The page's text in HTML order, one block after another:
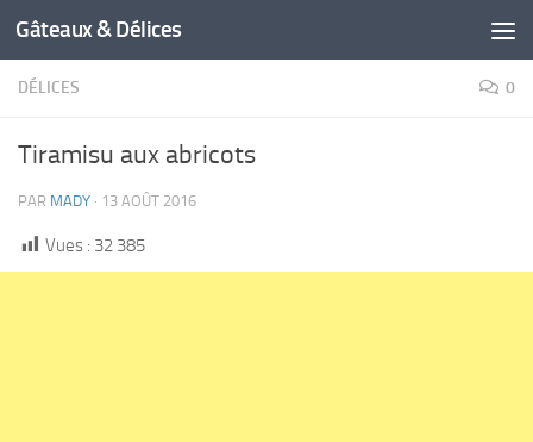
Gâteaux & Délices
DÉLICES 0
Tiramisu aux abricots
PAR MADY · 13 AOÛT 2016
Vues : 32 385